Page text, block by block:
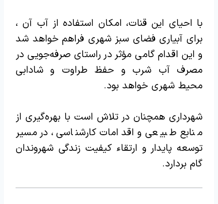
با احیای این قنات، امکان استفاده از آب آن ،
برای آبیاری فضای سبز شهری فراهم خواهد شد
و این اقدام گامی مؤثر در راستای صرفه‌جویی در
مصرف آب شرب و حفظ طراوت و شادابی
محیط شهری خواهد بود.‌
شهرداری همچنان در تلاش است با بهره‌گیری از
منابع طبیعی و اقدامات کارشناسی، در مسیر
توسعه پایدار و ارتقاء کیفیت زندگی شهروندان
گام بردارد.